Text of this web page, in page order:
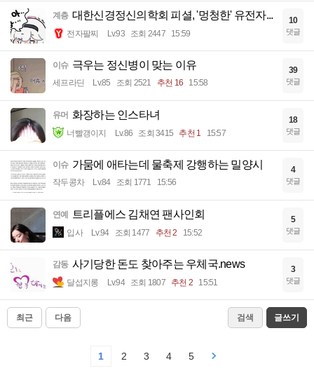
계층 대한신경정신의학회 피셜, '멍청한' 유전자...
전자팔찌 Lv.93 조회 2447 15:59
10
댓글
이슈 극우는 정신병이 맞는 이유
세프라딘 Lv.85 조회 2521 추천 16 15:58
39
댓글
유머 화장하는 인스타녀
너빨갱이지 Lv.86 조회 3415 추천 1 15:57
18
댓글
이슈 가뭄에 애타는데 물축제 강행하는 밀양시
작두콩차 Lv.84 조회 1771 15:56
4
댓글
연예 트리플에스 김채연 팬사인회
입사 Lv.94 조회 1477 추천 2 15:52
5
댓글
감동 사기당한 돈도 찾아주는 우체국.news
달섭지롱 Lv.94 조회 1807 추천 2 15:51
3
댓글
최근 다음 검색 글쓰기
1 2 3 4 5